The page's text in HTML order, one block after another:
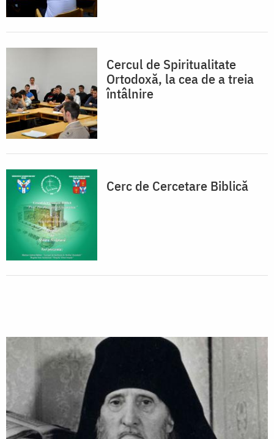
Cercul de Spiritualitate
Ortodoxă, la cea de a treia
întâlnire
Cerc de Cercetare Biblică